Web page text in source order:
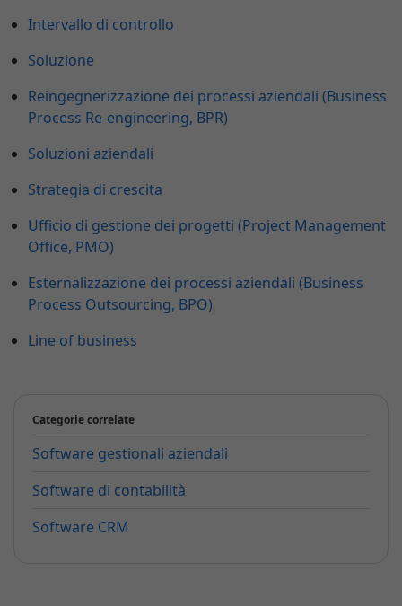
Intervallo di controllo
Soluzione
Reingegnerizzazione dei processi aziendali (Business
Process Re-engineering, BPR)
Soluzioni aziendali
Strategia di crescita
Ufficio di gestione dei progetti (Project Management
Office, PMO)
Esternalizzazione dei processi aziendali (Business
Process Outsourcing, BPO)
Line of business
Categorie correlate
Software gestionali aziendali
Software di contabilità
Software CRM